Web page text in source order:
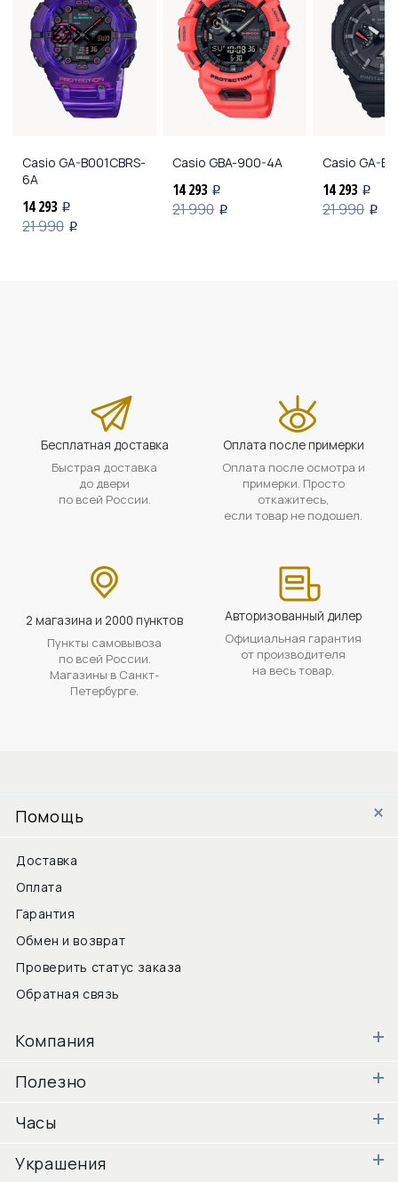
Casio GA-B001CBRS-
6A
14 293 i
21 990 i
Casio GBA-900-4A
14 293 i
21 990 i
Casio GA-
14 293 i
21 990 i
Бесплатная доставка
Быстрая доставка
до двери
по всей России.
Оплата после примерки
Оплата после осмотра и
примерки. Просто
откажитесь,
если товар не подошел.
2 магазина и 2000 пунктов
Пункты самовывоза
по всей России.
Магазины в Санкт-
Петербурге.
Авторизованный дилер
Официальная гарантия
от производителя
на весь товар.
Помощь
Доставка
Оплата
Гарантия
Обмен и возврат
Проверить статус заказа
Обратная связь
Компания
Полезно
Часы
Украшения